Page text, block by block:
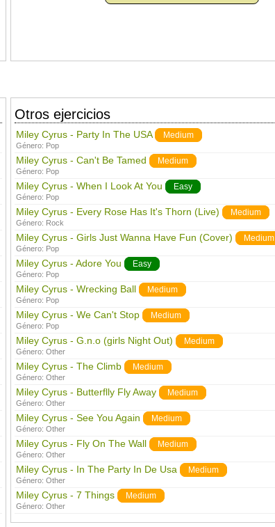
Otros ejercicios
Miley Cyrus - Party In The USA Medium
Género: Pop
Miley Cyrus - Can't Be Tamed Medium
Género: Pop
Miley Cyrus - When I Look At You Easy
Género: Pop
Miley Cyrus - Every Rose Has It's Thorn (Live) Medium
Género: Rock
Miley Cyrus - Girls Just Wanna Have Fun (Cover) Medium
Género: Pop
Miley Cyrus - Adore You Easy
Género: Pop
Miley Cyrus - Wrecking Ball Medium
Género: Pop
Miley Cyrus - We Can't Stop Medium
Género: Pop
Miley Cyrus - G.n.o (girls Night Out) Medium
Género: Other
Miley Cyrus - The Climb Medium
Género: Other
Miley Cyrus - Butterflly Fly Away Medium
Género: Other
Miley Cyrus - See You Again Medium
Género: Other
Miley Cyrus - Fly On The Wall Medium
Género: Other
Miley Cyrus - In The Party In De Usa Medium
Género: Other
Miley Cyrus - 7 Things Medium
Género: Other